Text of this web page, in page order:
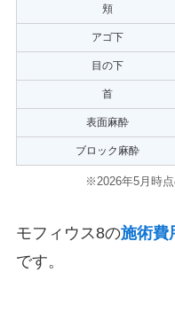
頬
アゴ下
目の下
首
表面麻酔
ブロック麻酔
※2026年5月時点
モフィウス8の施術費
です。